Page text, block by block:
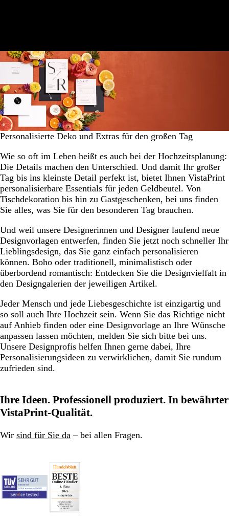
Personalisierte Deko und Extras für den großen Tag
Wie so oft im Leben heißt es auch bei der Hochzeitsplanung:
Die Details machen den Unterschied. Und damit Ihr großer
Tag bis ins kleinste Detail perfekt ist, bietet Ihnen VistaPrint
personalisierbare Essentials für jeden Geldbeutel. Von
Tischdekoration bis hin zu Gastgeschenken, bei uns finden
Sie alles, was Sie für den besonderen Tag brauchen.
Und weil unsere Designerinnen und Designer laufend neue
Designvorlagen entwerfen, finden Sie jetzt noch schneller Ihr
Lieblingsdesign, das Sie ganz einfach personalisieren
können. Boho oder traditionell, minimalistisch oder
überbordend romantisch: Entdecken Sie die Designvielfalt in
den Designgalerien der jeweiligen Artikel.
Jeder Mensch und jede Liebesgeschichte ist einzigartig und
so soll auch Ihre Hochzeit sein. Wenn Sie das Richtige nicht
auf Anhieb finden oder eine Designvorlage an Ihre Wünsche
anpassen lassen möchten, melden Sie sich bitte bei uns.
Unsere Designprofis helfen Ihnen gerne dabei, Ihre
Personalisierungsideen zu verwirklichen, damit Sie rundum
zufrieden sind.
Ihre Ideen. Professionell produziert. In bewährter
VistaPrint-Qualität.
Wir sind für Sie da – bei allen Fragen.